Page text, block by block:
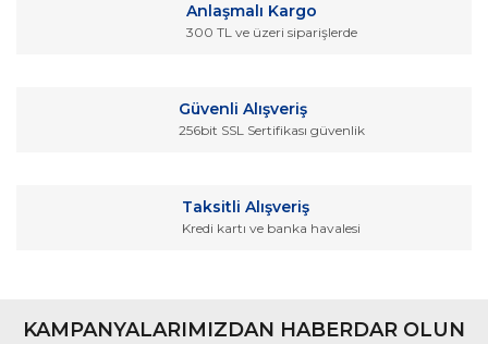
Ürün bilgilerinde hatalar bulunuyor.
Gönder
Anlaşmalı Kargo
300 TL ve üzeri siparişlerde
Güvenli Alışveriş
256bit SSL Sertifikası güvenlik
Taksitli Alışveriş
Kredi kartı ve banka havalesi
KAMPANYALARIMIZDAN HABERDAR OLUN